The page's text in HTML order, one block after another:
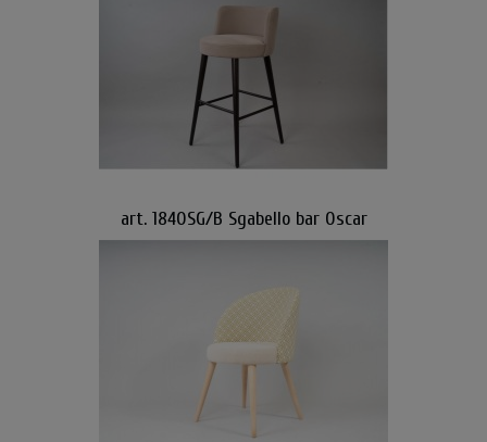
art. 1840SG/B Sgabello bar Oscar